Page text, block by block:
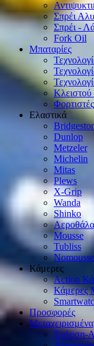
Σπρέι
Σπρέι -
Fork Oil
Μπαταρίες
Ελαστικά
Dunlop
Metzeler
Michelin
Mitas
Plews
X-Grip
Wanda
Shinko
Mousse
Tubliss
Nomousse
Κάμερες
Action
Κάμερες
Προσφορές
Μεταχειρισμένα
Ένδυση-